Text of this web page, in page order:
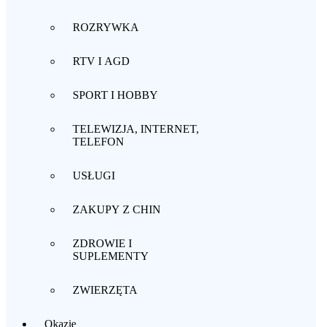
ROZRYWKA
RTV I AGD
SPORT I HOBBY
TELEWIZJA, INTERNET,
TELEFON
USŁUGI
ZAKUPY Z CHIN
ZDROWIE I
SUPLEMENTY
ZWIERZĘTA
Okazje